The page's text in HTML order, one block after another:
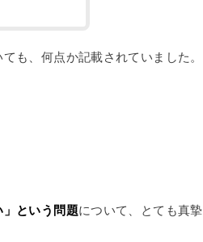
も、何点か記載されていました。
という問題について、とても真摯